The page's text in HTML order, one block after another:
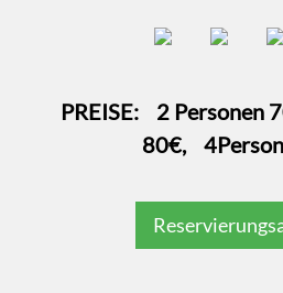
PREISE: 2 Personen
80€,